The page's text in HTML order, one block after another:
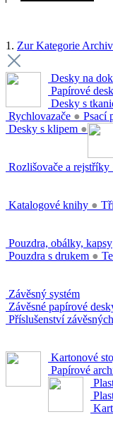
1. Zur Kategorie
Desky na
Papírové
Desky s
Rychlovazače ● Psací
Desky s klipem ●
Rozlišovače a rejstříky
Katalogové knihy ●
Pouzdra, obálky, kapsy
Pouzdra s drukem ●
Závěsný systém
Závěsné papírové
Příslušenství
Kartonové
Papírové